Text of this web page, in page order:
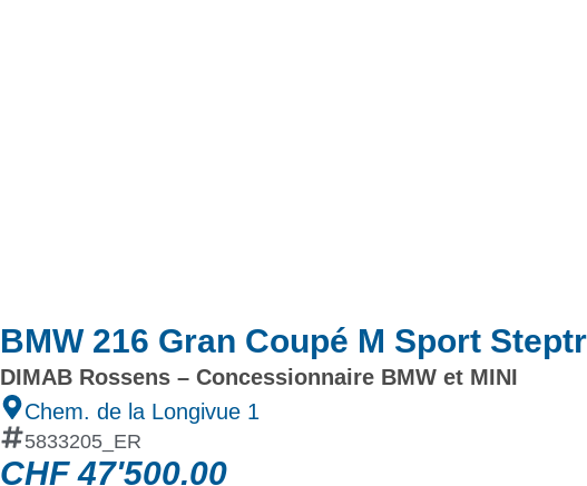
BMW 216 Gran Coupé M Sport
DIMAB Rossens – Concessionnaire BMW et MINI
Chem. de la Longivue 1
5833205_ER
CHF47'500.00